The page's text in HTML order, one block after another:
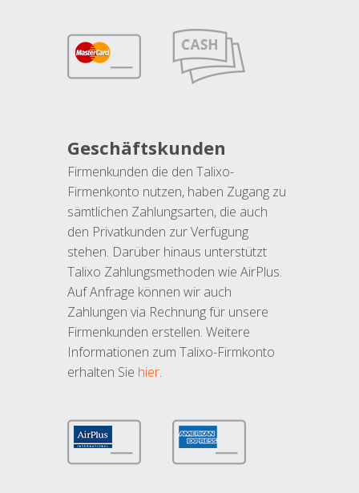
Geschäftskunden
Firmenkunden die den Talixo-
Firmenkonto nutzen, haben Zugang zu
sämtlichen Zahlungsarten, die auch
den Privatkunden zur Verfügung
stehen. Darüber hinaus unterstützt
Talixo Zahlungsmethoden wie AirPlus.
Auf Anfrage können wir auch
Zahlungen via Rechnung für unsere
Firmenkunden erstellen. Weitere
Informationen zum Talixo-Firmkonto
erhalten Sie hier.